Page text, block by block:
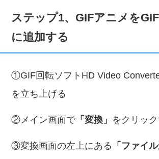
ステップ1、GIFアニメを
に追加する
①GIF回転ソフトHD Video
を立ち上げる
②メイン画面で「変換」 をクリッ
③変換画面の左上にある 「ファイル